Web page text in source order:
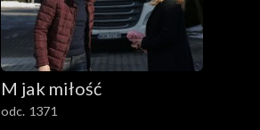
M jak miłość
odc. 1371